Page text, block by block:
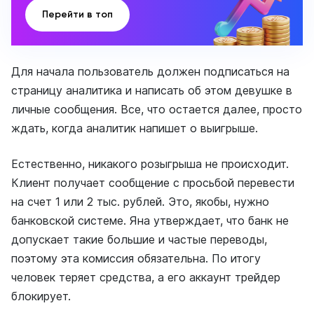
Перейти в топ
Для начала пользователь должен подписаться на
страницу аналитика и написать об этом девушке в
личные сообщения. Все, что остается далее, просто
ждать, когда аналитик напишет о выигрыше.
Естественно, никакого розыгрыша не происходит.
Клиент получает сообщение с просьбой перевести
на счет 1 или 2 тыс. рублей. Это, якобы, нужно
банковской системе. Яна утверждает, что банк не
допускает такие большие и частые переводы,
поэтому эта комиссия обязательна. По итогу
человек теряет средства, а его аккаунт трейдер
блокирует.